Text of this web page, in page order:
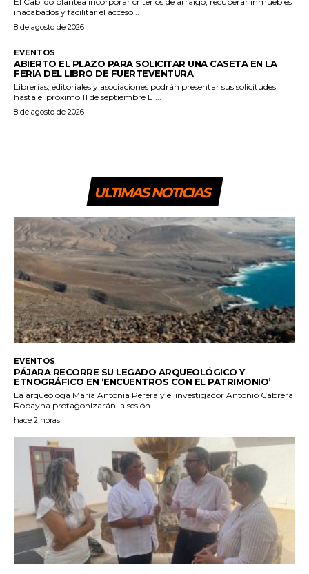
inacabados y facilitar el acceso...
8 de agosto de 2026
EVENTOS
ABIERTO EL PLAZO PARA SOLICITAR UNA CASETA EN LA
FERIA DEL LIBRO DE FUERTEVENTURA
Librerías, editoriales y asociaciones podrán presentar sus solicitudes
hasta el próximo 11 de septiembre El...
8 de agosto de 2026
ULTIMAS NOTICIAS
EVENTOS
PÁJARA RECORRE SU LEGADO ARQUEOLÓGICO Y
ETNOGRÁFICO EN ‘ENCUENTROS CON EL PATRIMONIO’
La arqueóloga María Antonia Perera y el investigador Antonio Cabrera
Robayna protagonizarán la sesión...
hace 2 horas